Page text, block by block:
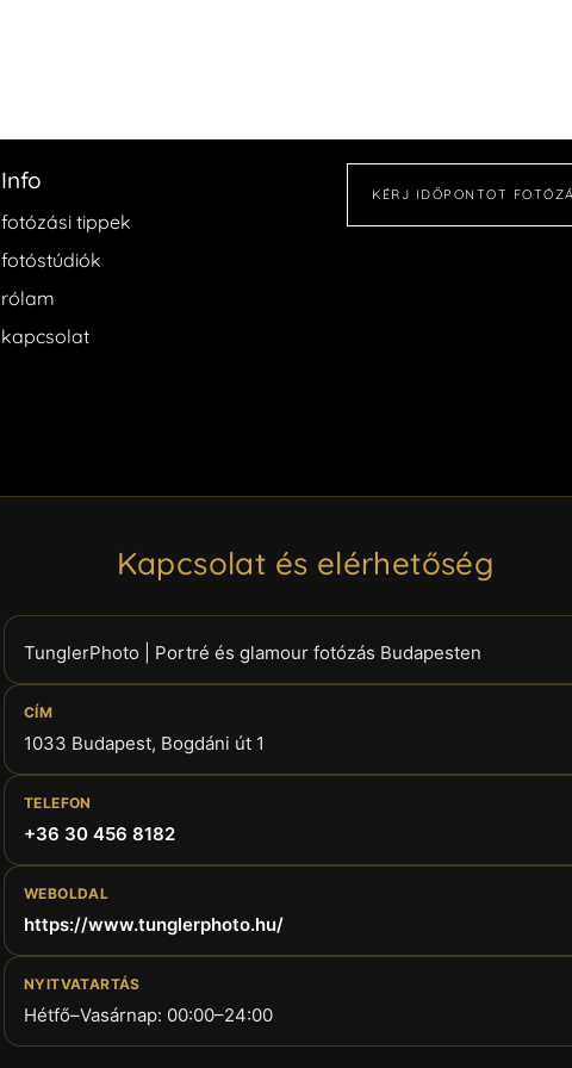
Info
fotózási tippek
fotóstúdiók
rólam
kapcsolat
KÉRJ IDŐPONTOT
Kapcsolat és elérhetőség
TunglerPhoto | Portré és glamour fotózás Budapesten
CÍM
1033 Budapest, Bogdáni út 1
TELEFON
+36 30 456 8182
WEBOLDAL
https://www.tunglerphoto.hu/
NYITVATARTÁS
Hétfő–Vasárnap: 00:00–24:00